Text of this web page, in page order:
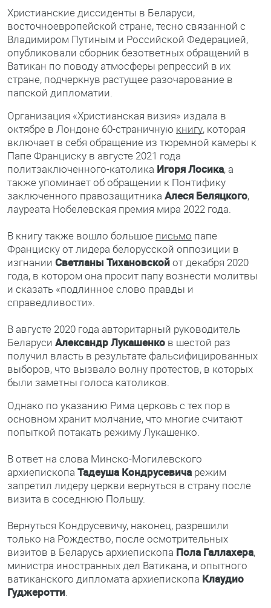
Христианские диссиденты в Беларуси,
восточноевропейской стране, тесно связанной с
Владимиром Путиным и Российской Федерацией,
опубликовали сборник безответных обращений в
Ватикан по поводу атмосферы репрессий в их
стране, подчеркнув растущее разочарование в
папской дипломатии.
Организация «Христианская визия» издала в
октябре в Лондоне 60-страничную книгу, которая
включает в себя обращение из тюремной камеры к
Папе Франциску в августе 2021 года
политзаключенного-католика Игоря Лосика, а
также упоминает об обращении к Понтифику
заключенного правозащитника Алеся Беляцкого,
лауреата Нобелевская премия мира 2022 года.
В книгу также вошло большое письмо папе
Франциску от лидера белорусской оппозиции в
изгнании Светланы Тихановскойот декабря 2020
года, в котором она просит папу вознести молитвы
и сказать «подлинное слово правды и
справедливости».
В августе 2020 года авторитарный руководитель
Беларуси Александр Лукашенко в шестой раз
получил власть в результате фальсифицированных
выборов, что вызвало волну протестов, в которых
были заметны голоса католиков.
Однако по указанию Рима церковь с тех пор в
основном хранит молчание, что многие считают
попыткой потакать режиму Лукашенко.
В ответ на слова Минско-Могилевского
архиепископа Тадеуша Кондрусевичарежим
запретил лидеру церкви вернуться в страну после
визита в соседнюю Польшу.
Вернуться Кондрусевичу, наконец, разрешили
только на Рождество, после осмотрительных
визитов в Беларусь архиепископа Пола Галлахера,
министра иностранных дел Ватикана, и опытного
ватиканского дипломата архиепископа Клаудио
Гуджеротти.